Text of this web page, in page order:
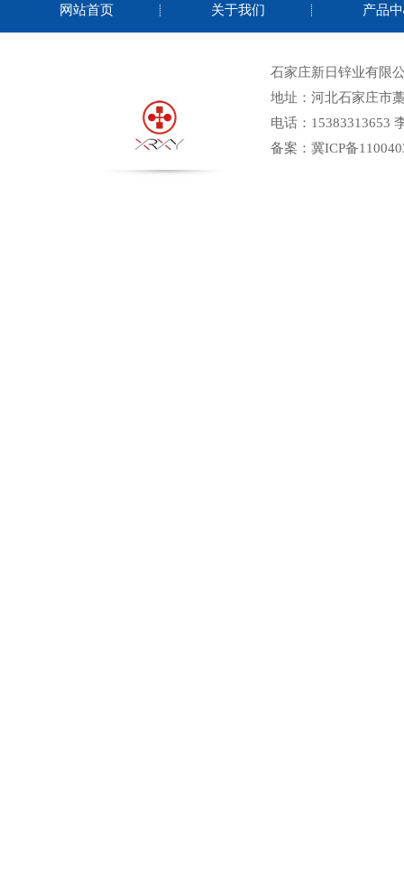
网站首页 关于我们 产品
石家庄新日锌业有限
地址：河北石家庄市
电话：15383313653
备案： 冀ICP备